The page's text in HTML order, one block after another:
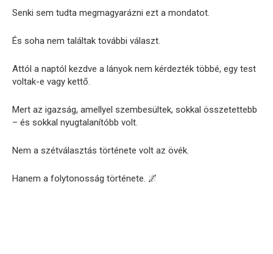
Senki sem tudta megmagyarázni ezt a mondatot.
És soha nem találtak további választ.
Attól a naptól kezdve a lányok nem kérdezték többé, egy test
voltak-e vagy kettő.
Mert az igazság, amellyel szembesültek, sokkal összetettebb
– és sokkal nyugtalanítóbb volt.
Nem a szétválasztás története volt az övék.
Hanem a folytonosság története. 🌌